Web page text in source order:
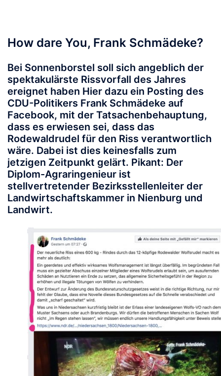
How dare You, Frank Schmädeke?
Bei Sonnenborstel soll sich angeblich der
spektakulärste Rissvorfall des Jahres
ereignet haben Hier dazu ein Posting des
CDU-Politikers Frank Schmädeke auf
Facebook, mit der Tatsachenbehauptung,
dass es erwiesen sei, dass das
Rodewaldrudel für den Riss verantwortlich
wäre. Dabei ist dies keinesfalls zum
jetzigen Zeitpunkt gelärt. Pikant: Der
Diplom-Agraringenieur ist
stellvertretender Bezirksstellenleiter der
Landwirtschaftskammer in Nienburg und
Landwirt.